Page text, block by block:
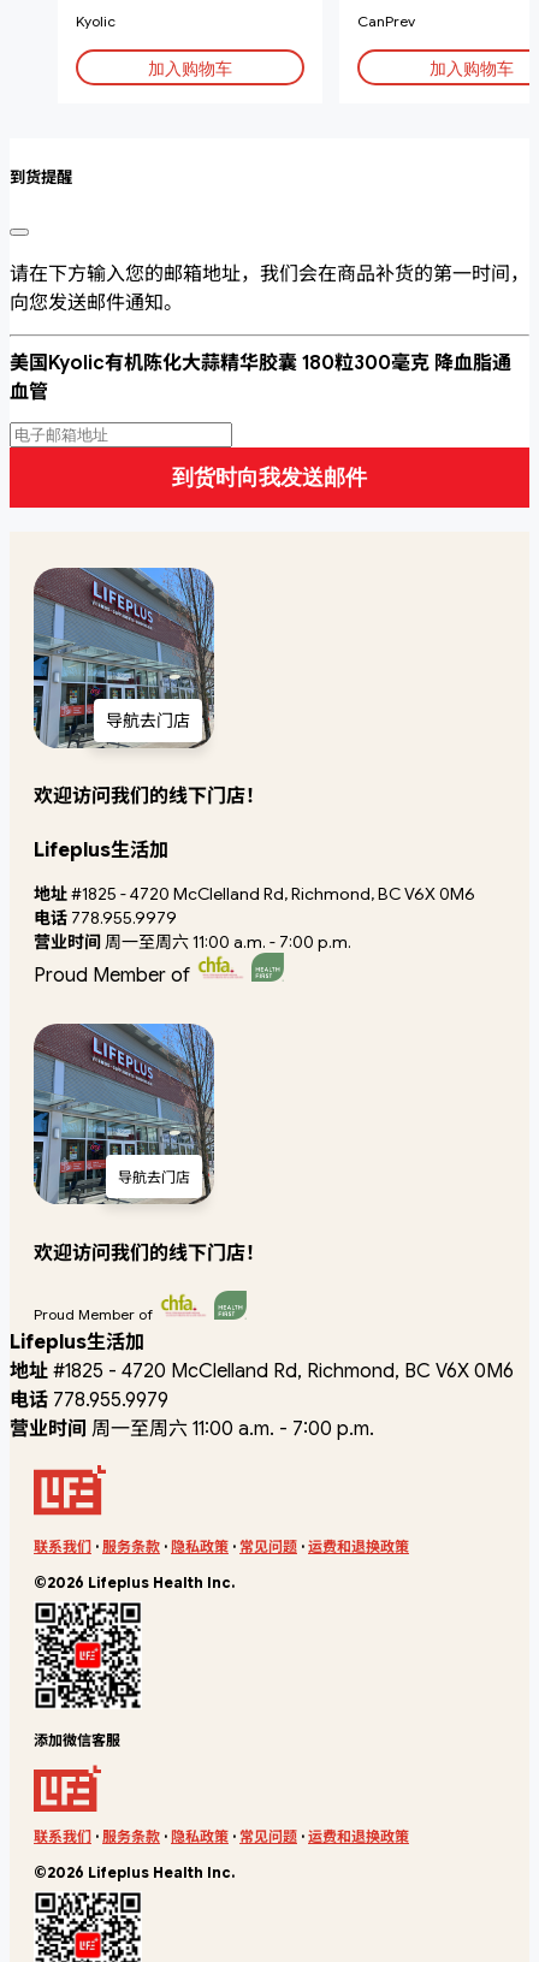
Kyolic
加入购物车
CanPrev
加入购物车
到货提醒
请在下方输入您的邮箱地址，我们会在商品补货的第一时间，
向您发送邮件通知。
美国Kyolic有机陈化大蒜精华胶囊 180粒300毫克 降血脂通
血管
到货时向我发送邮件
导航去门店
欢迎访问我们的线下门店！
Lifeplus生活加
地址#1825 - 4720 McClelland Rd, Richmond, BC V6X 0M6
电话 778.955.9979
营业时间 周一至周六 11:00 a.m. - 7:00 p.m.
Proud Member of
导航去门店
欢迎访问我们的线下门店！
Proud Member of
Lifeplus生活加
地址 #1825 - 4720 McClelland Rd, Richmond, BC V6X 0M6
电话 778.955.9979
营业时间 周一至周六 11:00 a.m. - 7:00 p.m.
联系我们 · 服务条款 · 隐私政策 · 常见问题 · 运费和退换政策
©2026 Lifeplus Health Inc.
添加微信客服
联系我们 · 服务条款 · 隐私政策 · 常见问题 · 运费和退换政策
©2026 Lifeplus Health Inc.